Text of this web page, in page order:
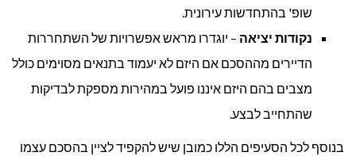
שופ' בהתחדשות עירונית.
נקודות יציאה – יוגדרו מראש אפשרויות של השתחררות
הדיירים מההסכם אם היזם לא יעמוד בתנאים מסוימים כולל
מצבים בהם היזם איננו פועל במהירות מספקת לבדיקות
שהתחייב לבצע.
בנוסף לכל הסעיפים הללו כמובן שיש להקפיד לציין בהסכם עצמו